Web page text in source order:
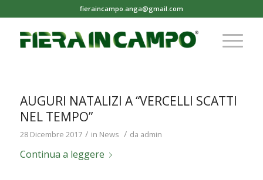
fieraincampo.anga@gmail.com
AUGURI NATALIZI A “VERCELLI SCATTI
NEL TEMPO”
28 Dicembre 2017 / in News / da admin
Continua a leggere